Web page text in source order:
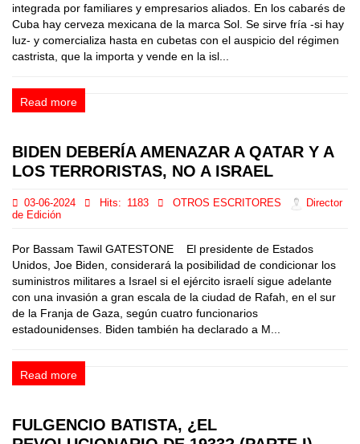
integrada por familiares y empresarios aliados. En los cabarés de
Cuba hay cerveza mexicana de la marca Sol. Se sirve fría -si hay
luz- y comercializa hasta en cubetas con el auspicio del régimen
castrista, que la importa y vende en la isl...
Read more
BIDEN DEBERÍA AMENAZAR A QATAR Y A
LOS TERRORISTAS, NO A ISRAEL
03-06-2024 Hits: 1183 OTROS ESCRITORES
Director
de Edición
Por Bassam Tawil GATESTONE El presidente de Estados
Unidos, Joe Biden, considerará la posibilidad de condicionar los
suministros militares a Israel si el ejército israelí sigue adelante
con una invasión a gran escala de la ciudad de Rafah, en el sur
de la Franja de Gaza, según cuatro funcionarios
estadounidenses. Biden también ha declarado a M...
Read more
FULGENCIO BATISTA, ¿EL